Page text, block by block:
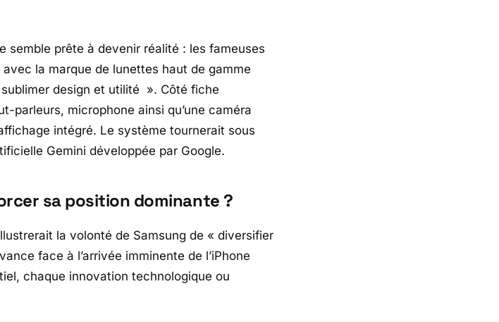
semble prête à devenir réalité : les fameuses
la marque de lunettes haut de gamme
sublimer design et utilité ». Côté fiche
parleurs, microphone ainsi qu’une caméra
intégré. Le système tournerait sous
Gemini développée par Google.
sa position dominante ?
la volonté de Samsung de « diversifier
face à l’arrivée imminente de l’iPhone
chaque innovation technologique ou